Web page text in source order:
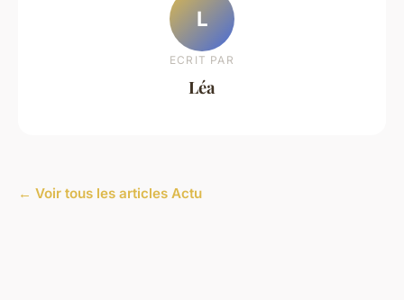
L
ECRIT PAR
Léa
← Voir tous les articles Actu